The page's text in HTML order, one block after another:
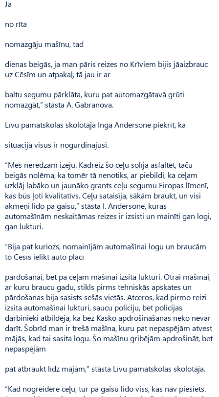
Ja
no rīta
nomazgāju mašīnu, tad
dienas beigās, ja man pāris reizes no Krīviem bijis jāaizbrauc
uz Cēsīm un atpakaļ, tā jau ir ar
baltu segumu pārklāta, kuru pat automazgātavā grūti
nomazgāt,” stāsta A. Gabranova.
Līvu pamatskolas skolotāja Inga Andersone piekrīt, ka
situācija visus ir nogurdinājusi.
“Mēs neredzam izeju. Kādreiz šo ceļu solīja asfaltēt, taču
beigās nolēma, ka tomēr tā nenotiks, ar piebildi, ka ceļam
uzklāj labāko un jaunāko grants ceļu segumu Eiropas līmenī,
kas būs ļoti kvalitatīvs. Ceļu sataisīja, sākām braukt, un visi
akmeņi lido pa gaisu,” stāsta I. Andersone, kuras
automašīnām neskaitāmas reizes ir izsisti un mainīti gan logi,
gan lukturi.
“Bija pat kuriozs, nomainījām automašīnai logu un braucām
to Cēsīs ielikt auto placī
pārdošanai, bet pa ceļam mašīnai izsita lukturi. Otrai mašīnai,
ar kuru braucu gadu, stikls pirms tehniskās apskates un
pārdošanas bija sasists sešās vietās. Atceros, kad pirmo reizi
izsita automašīnai lukturi, saucu policiju, bet policijas
darbinieki atbildēja, ka bez Kasko apdrošināšanas neko nevar
darīt. Šobrīd man ir trešā mašīna, kuru pat nepaspējām atvest
mājās, kad tai sasita logu. Šo mašīnu gribējām apdrošināt, bet
nepaspējām
pat atbraukt līdz mājām,” stāsta Līvu pamatskolas skolotāja.
“Kad nogreiderē ceļu, tur pa gaisu lido viss, kas nav piesiets.